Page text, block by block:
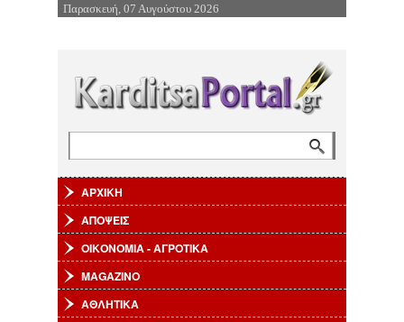
Επιστροφή στην Πλοήγηση
Παρασκευή, 07 Αυγούστου 2026
ΑΡΧΙΚΗ
ΑΠΟΨΕΙΣ
ΟΙΚΟΝΟΜΙΑ - ΑΓΡΟΤΙΚΑ
MAGAZINO
ΑΘΛΗΤΙΚΑ